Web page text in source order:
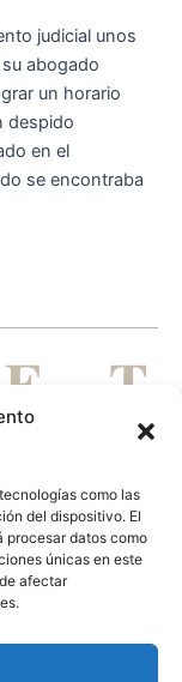
como las
del dispositivo. El
procesar datos como
únicas en este
afectar
judicial unos
abogado
un horario
despido
en el
se encontraba
de cookies